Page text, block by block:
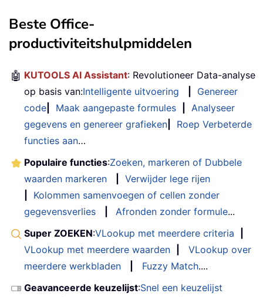
Beste Office-
productiviteitshulpmiddelen
🤖 KUTOOLS AI Assistant: Revolutioneer Data-analyse
op basis van:Intelligente uitvoering
Genereer
code
Maak aangepaste formules
Analyseer
gegevens en genereer grafieken
Roep Verbeterde
functies aan…
Populaire functies:Zoeken, markeren of Dubbele
waarden markeren
Verwijder lege rijen
Kolommen samenvoegen of cellen zonder
gegevensverlies
Afronden zonder formule...
Super ZOEKEN:VLookup met meerdere criteria
VLookup met meerdere waarden
VLookup over
meerdere werkbladen
Fuzzy Match....
Geavanceerde keuzelijst:Snel een keuzelijst